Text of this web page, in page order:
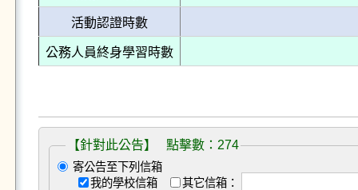
活動認證時數
公務人員終身學習時數
【針對此公告】 點擊數：274
寄公告至下列信箱
我的學校信箱
其它信箱：